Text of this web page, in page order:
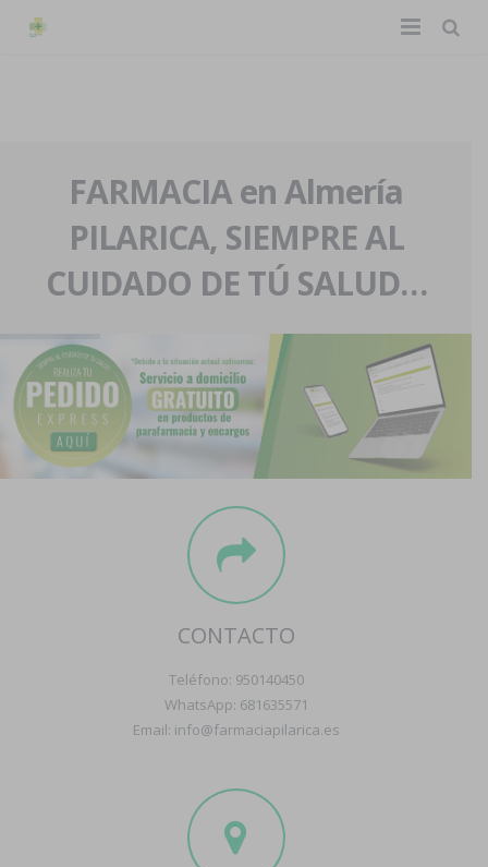
La farmacia
Nuestra historia
Nuestro equipo
Eventos
Servicios y reservas
Pedidos express
Blog
Contacto
Boletín
FARMACIA en Almería
PILARICA, SIEMPRE AL
CUIDADO DE TÚ SALUD…
CONTACTO
Teléfono: 950140450
WhatsApp: 681635571
Email: info@farmaciapilarica.es